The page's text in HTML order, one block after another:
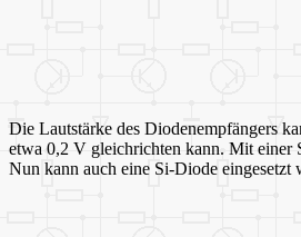
Die Lautstärke des Diodenempfängers
etwa 0,2 V gleichrichten kann. Mit einer
Nun kann auch eine Si-Diode eingesetzt